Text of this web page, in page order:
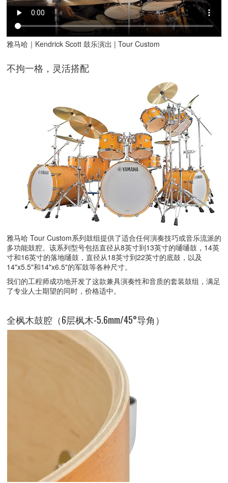
雅马哈｜Kendrick Scott 鼓乐演出 | Tour Custom
不拘一格，灵活搭配
雅马哈 Tour Custom系列鼓组提供了适合任何演奏技巧或音乐流派的
多功能鼓腔。该系列型号包括直径从8英寸到13英寸的嗵嗵鼓，14英
寸和16英寸的落地嗵鼓，直径从18英寸到22英寸的底鼓，以及
14"x5.5"和14"x6.5"的军鼓等各种尺寸。
我们的工程师成功地开发了这款兼具演奏性和音质的套装鼓组，满足
了专业人士期望的同时，价格适中。
全枫木鼓腔（6层枫木-5.6mm/45°导角）